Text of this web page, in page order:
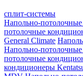
сплит-системы
Напольно-
потолочные
General Climate
Напольно-
потолочные
кондиционеры